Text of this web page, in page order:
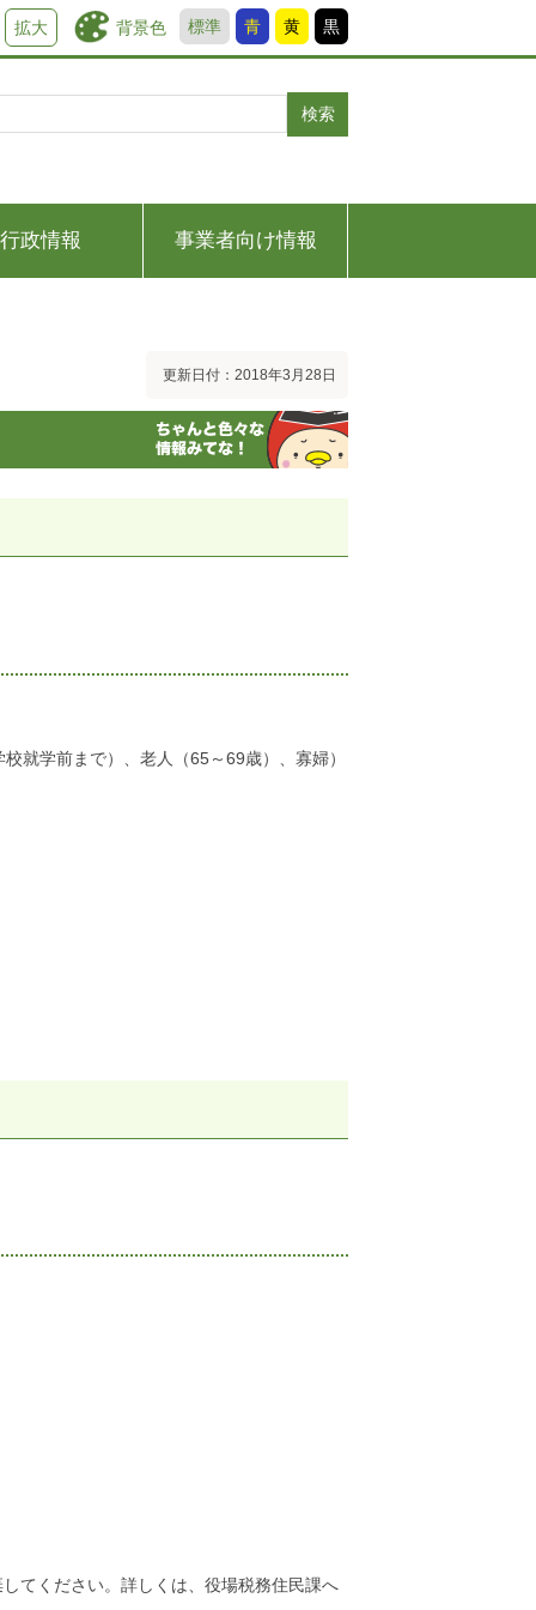
背景色 標準 青 黄 黒
拡大
検索
行政情報 事業者向け情報
更新日付：2018年3月28日
就学前まで）、老人（65～69歳）、寡婦）
てください。詳しくは、役場税務住民課へ